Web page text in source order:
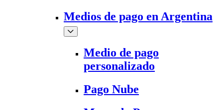
Medios de pago en Argentina
Medio de pago
personalizado
Pago Nube